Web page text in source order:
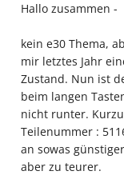
Hallo zusammen -
kein e30 Thema,
mir letztes Jahr
Zustand. Nun ist
beim langen
nicht runter.
Teilenummer :
an sowas
aber zu teurer.